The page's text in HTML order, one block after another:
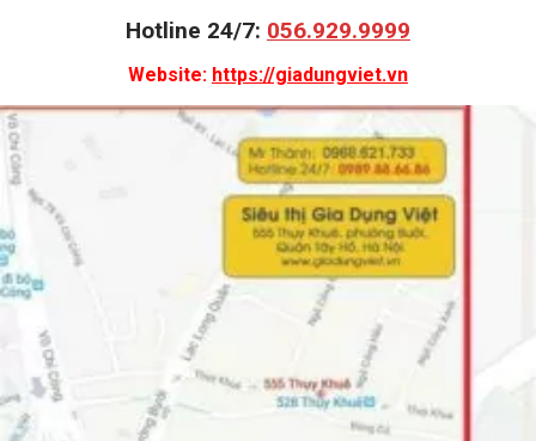
Hotline 24/7: 056.929.9999
Website: https://giadungviet.vn